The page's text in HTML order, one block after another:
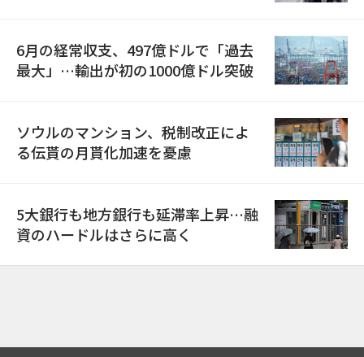
6月の経常収支、497億ドルで「過去
最大」…輸出が初の1000億ドル突破
ソウルのマンション、税制改正によ
る伝貰の月貰化加速を憂慮
5大銀行も地方銀行も延滞率上昇…融
資のハードルはさらに高く